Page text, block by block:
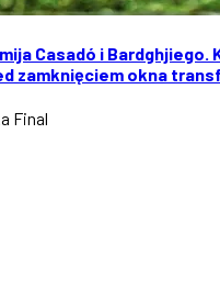
Casadó i Bardghjiego.
zamknięciem okna
Final